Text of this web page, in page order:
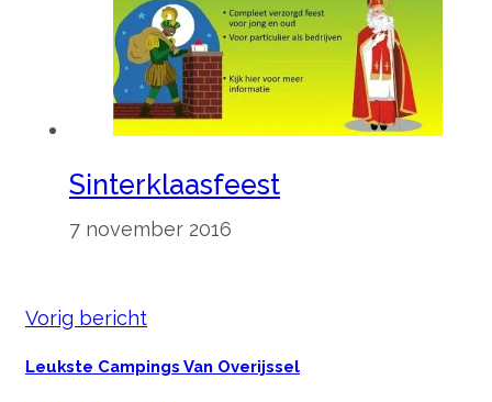
Sinterklaasfeest
7 november 2016
Vorig bericht
Leukste Campings Van Overijssel